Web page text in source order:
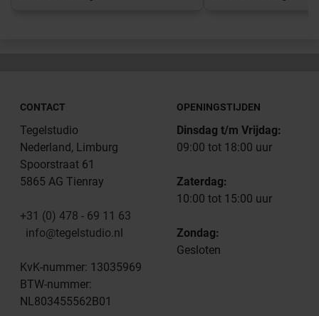
CONTACT
Tegelstudio
Nederland, Limburg
Spoorstraat 61
5865 AG Tienray
+31 (0) 478 - 69 11 63
info@tegelstudio.nl
KvK-nummer: 13035969
BTW-nummer:
NL803455562B01
OPENINGSTIJDEN
Dinsdag t/m Vrijdag:
09:00 tot 18:00 uur
Zaterdag:
10:00 tot 15:00 uur
Zondag:
Gesloten